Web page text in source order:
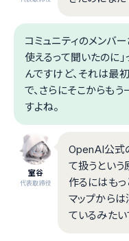
コミュニティのメンバ
使えるって聞いたのに
んですけど、それは最
で、さらにそこからも
すよね。
室谷
代表取締役
OpenAI公式
て扱うという
作るにはもっ
マップから
ているみたい